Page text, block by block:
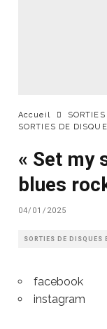
Accueil
SORTIES DE
« Set my
blues
04/01/2025
SORTIES DE DISQUES
facebook
instagram